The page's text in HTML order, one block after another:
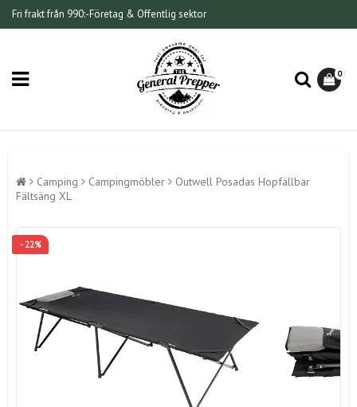
Fri frakt från 990:-Företag & Offentlig sektor
0
Camping Campingmöbler
Outwell Posadas Hopfällbar
Fältsäng XL
- 22%